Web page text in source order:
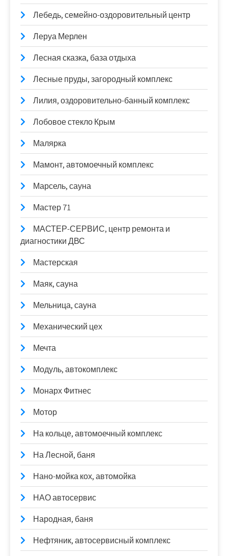
Лебедь, семейно-оздоровительный центр
Леруа Мерлен
Лесная сказка, база отдыха
Лесные пруды, загородный комплекс
Лилия, оздоровительно-банный комплекс
Лобовое стекло Крым
Малярка
Мамонт, автомоечный комплекс
Марсель, сауна
Мастер 71
МАСТЕР-СЕРВИС, центр ремонта и
диагностики ДВС
Мастерская
Маяк, сауна
Мельница, сауна
Механический цех
Мечта
Модуль, автокомплекс
Монарх Фитнес
Мотор
На кольце, автомоечный комплекс
На Лесной, баня
Нано-мойка кох, автомойка
НАО автосервис
Народная, баня
Нефтяник, автосервисный комплекс